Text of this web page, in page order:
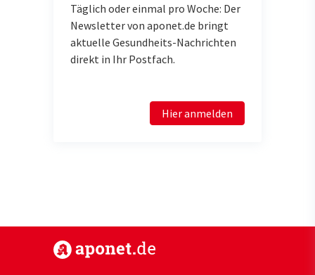
Täglich oder einmal pro Woche: Der
Newsletter von aponet.de bringt
aktuelle Gesundheits-Nachrichten
direkt in Ihr Postfach.
Hier anmelden